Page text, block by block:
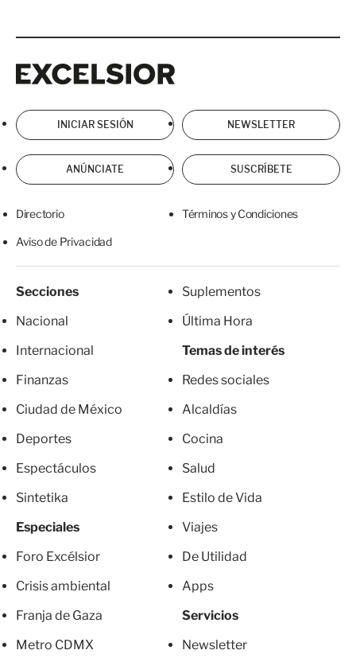
INICIAR SESIÓN NEWSLETTER
ANÚNCIATE SUSCRÍBETE
Directorio Términos y Condiciones
Aviso de Privacidad
Secciones
Nacional
Internacional
Finanzas
Ciudad de México
Deportes
Espectáculos
Sintetika
Especiales
Foro Excélsior
Crisis ambiental
Franja de Gaza
Metro CDMX
Suplementos
Última Hora
Temas de interés
Redes sociales
Alcaldías
Cocina
Salud
Estilo de Vida
Viajes
De Utilidad
Apps
Servicios
Newsletter